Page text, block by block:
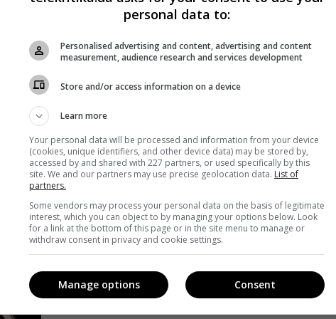
За годы независимости Украина пережила немало
политических и общественных скандалов, в ходе
которых десятки чиновников были вынуждены с
большинстве случаев первым толчком для
расследования, о которых мы поговорим сегодня.
Поделиться: Facebook Twitter
personal data to:
Personalised advertising and content, advertising and content
measurement, audience research and services development
Store and/or access information on a device
Learn more
Your personal data will be processed and information from your device
(cookies, unique identifiers, and other device data) may be stored by,
accessed by and shared with 227 partners, or used specifically by this
site. We and our partners may use precise geolocation data. List of
partners.
Some vendors may process your personal data on the basis of legitimate
interest, which you can object to by managing your options below. Look
for a link at the bottom of this page or in the site menu to manage or
withdraw consent in privacy and cookie settings.
Consent
Manage options